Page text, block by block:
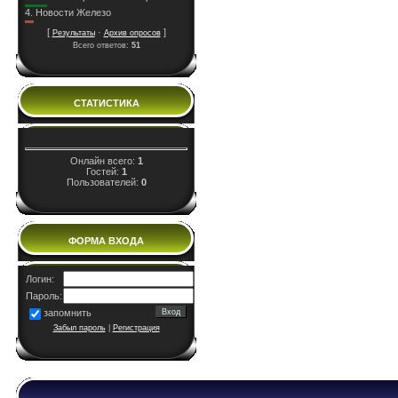
4. Новости Железо
[ Результаты· Архив опросов]
Всего ответов: 51
СТАТИСТИКА
Онлайн всего: 1
Гостей: 1
Пользователей: 0
ФОРМА ВХОДА
Логин:
Пароль:
запомнить
Забыл пароль| Регистрация